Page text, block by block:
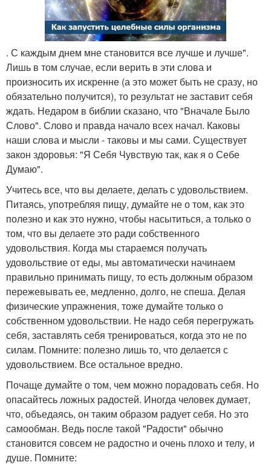
. С каждым днем мне становится все лучше и лучше".
Лишь в том случае, если верить в эти слова и
произносить их искренне (а это может быть не сразу, но
обязательно получится), то результат не заставит себя
ждать. Недаром в библии сказано, что "Вначале Было
Слово". Слово и правда начало всех начал. Каковы
наши слова и мысли - таковы и мы сами. Существует
закон здоровья: "Я Себя Чувствую так, как я о Себе
Думаю".
Учитесь все, что вы делаете, делать с удовольствием.
Питаясь, употребляя пищу, думайте не о том, как это
полезно и как это нужно, чтобы насытиться, а только о
том, что вы делаете это ради собственного
удовольствия. Когда мы стараемся получать
удовольствие от еды, мы автоматически начинаем
правильно принимать пищу, то есть должным образом
пережевывать ее, медленно, долго, не спеша. Делая
физические упражнения, тоже думайте только о
собственном удовольствии. Не надо себя перегружать
себя, заставлять себя тренироваться, когда это не по
силам. Помните: полезно лишь то, что делается с
удовольствием. Все остальное вредно.
Почаще думайте о том, чем можно порадовать себя. Но
опасайтесь ложных радостей. Иногда человек думает,
что, объедаясь, он таким образом радует себя. Но это
самообман. Ведь после такой "Радости" обычно
становится совсем не радостно и очень плохо и телу, и
душе. Помните: